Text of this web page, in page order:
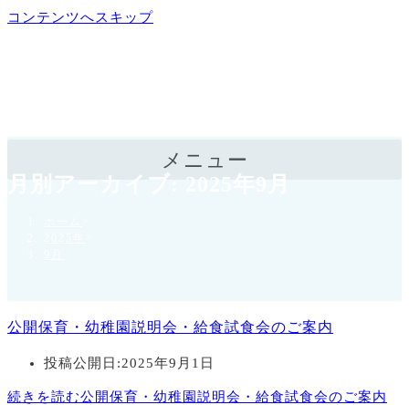
コンテンツへスキップ
メニュー
月別アーカイブ: 2025年9月
公開保育・幼稚園説明会・給食試食会のご案内
投稿公開日:2025年9月1日
続きを読む公開保育・幼稚園説明会・給食試食会のご案内